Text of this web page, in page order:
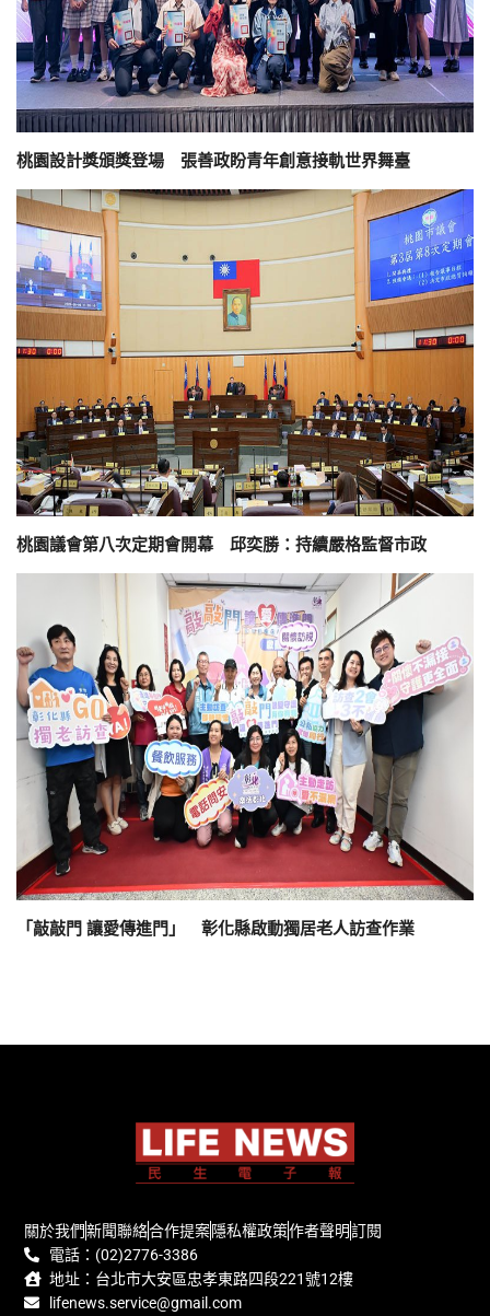
桃園設計獎頒獎登場 張善政盼青年創意接軌世界舞臺
桃園議會第八次定期會開幕 邱奕勝：持續嚴格監督市政
「敲敲門 讓愛傳進門」 彰化縣啟動獨居老人訪查作業
關於我們新聞聯絡合作提案隱私權政策作者聲明訂閱
電話：(02)2776-3386
地址：台北市大安區忠孝東路四段221號12樓
lifenews.service@gmail.com